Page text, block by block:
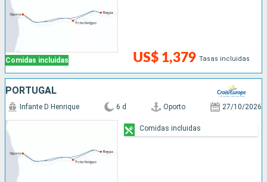
Comidas incluidas US$ 1,379 Tasas incluidas
PORTUGAL
Infante D Henrique 6 d Oporto 27/10/2026
Comidas incluidas